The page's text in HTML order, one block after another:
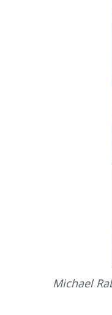
Michael